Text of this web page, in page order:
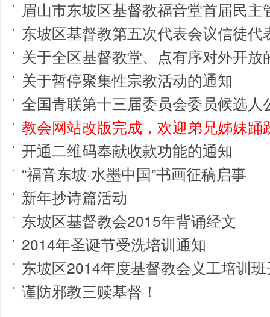
眉山市东坡区基督教福音堂首届民
东坡区基督教第五次代表会议信徒代
关于全区基督教堂、点有序对外开放
关于暂停聚集性宗教活动的通知
全国青联第十三届委员会委员候选人
教会网站改版完成，欢迎弟兄姊妹踊
开通二维码奉献收款功能的通知
“福音东坡·水墨中国”书画征稿启事
新年抄诗篇活动
东坡区基督教会2015年背诵经文
2014年圣诞节受洗培训通知
东坡区2014年度基督教会义工培训
谨防邪教三赎基督！